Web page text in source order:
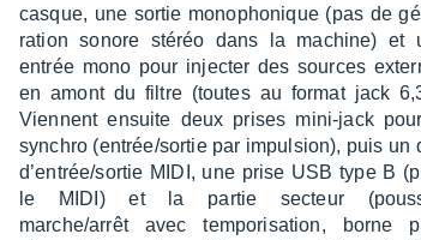
casque, une sortie mono­pho­nique (pas de
ra­tion sonore stéréo dans la machine) et
entrée mono pour injec­ter des sources
en amont du filtre (toutes au format jack
Viennent ensuite deux prises mini-jack
synchro (entrée/sortie par impul­sion), puis un
d’en­trée/sortie MIDI, une prise USB type B
le MIDI) et la partie secteur
marche/arrêt avec tempo­ri­sa­tion, borne